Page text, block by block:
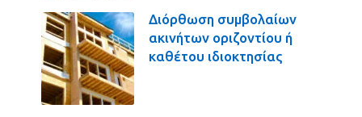
Διόρθωση συμβολαίων
ακινήτων οριζοντίου ή
καθέτου ιδιοκτησίας